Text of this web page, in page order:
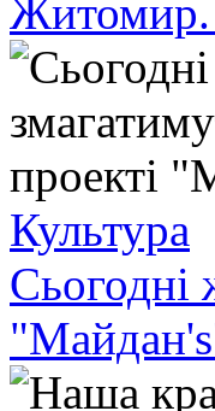
Житомир.
Культура
Сьогодні